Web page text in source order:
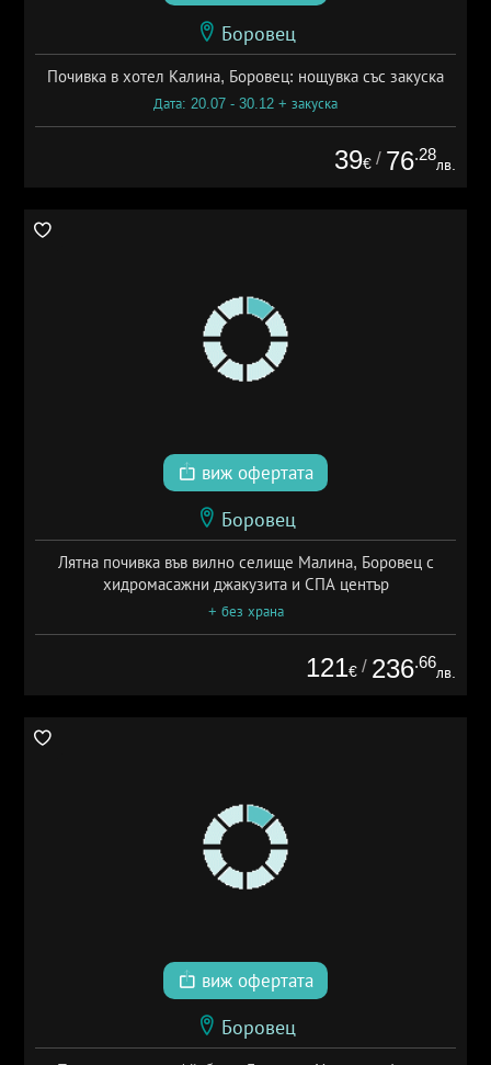
Боровец
Почивка в хотел Калина, Боровец: нощувка със закуска
Дата: 20.07 - 30.12 + закуска
39€ / 76.28
лв.
виж офертата
Боровец
Лятна почивка във вилно селище Малина, Боровец с
хидромасажни джакузита и СПА център
+ без храна
121€ / 236.66
лв.
виж офертата
Боровец